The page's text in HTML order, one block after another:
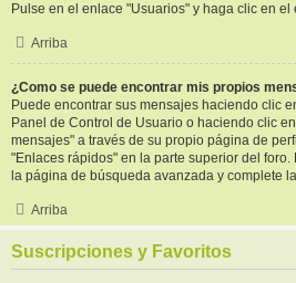
Pulse en el enlace "Usuarios" y haga clic en
Arriba
¿Como se puede encontrar mis propios
Puede encontrar sus mensajes haciendo clic
Panel de Control de Usuario o haciendo clic
mensajes" a través de su propio página de
"Enlaces rápidos" en la parte superior del foro.
la página de búsqueda avanzada y complete
Arriba
Suscripciones y Favoritos